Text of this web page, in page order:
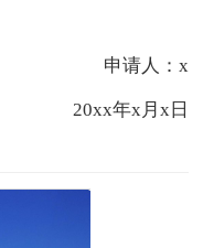
申请人：x
20xx年x月x日